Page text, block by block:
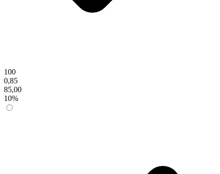
100
0,85
85,00
10%